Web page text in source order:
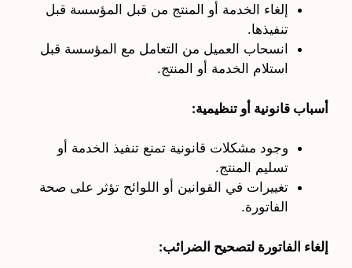
إلغاء الخدمة أو المنتج من قبل المؤسسة قبل
تنفيذها.
انسحاب العميل من التعامل مع المؤسسة قبل
استلام الخدمة أو المنتج.
أسباب قانونية أو تنظيمية:
وجود مشكلات قانونية تمنع تنفيذ الخدمة أو
تسليم المنتج.
تغييرات في القوانين أو اللوائح تؤثر على صحة
الفاتورة.
إلغاء الفاتورة لتصحيح الضرائب: